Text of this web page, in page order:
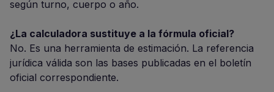
según turno, cuerpo o año.
¿La calculadora sustituye a la fórmula oficial?
No. Es una herramienta de estimación. La referencia
jurídica válida son las bases publicadas en el boletín
oficial correspondiente.